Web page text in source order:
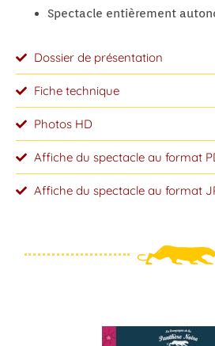
Spectacle entièrement
Dossier de présentation
Fiche technique
Photos HD
Affiche du spectacle au format
Affiche du spectacle au format